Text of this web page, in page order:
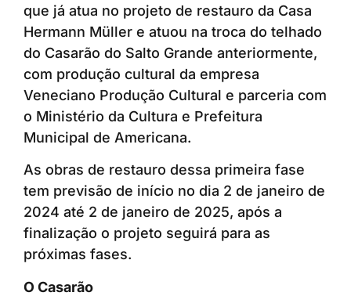
que já atua no projeto de restauro da Casa
Hermann Müller e atuou na troca do telhado
do Casarão do Salto Grande anteriormente,
com produção cultural da empresa
Veneciano Produção Cultural e parceria com
o Ministério da Cultura e Prefeitura
Municipal de Americana.
As obras de restauro dessa primeira fase
tem previsão de início no dia 2 de janeiro de
2024 até 2 de janeiro de 2025, após a
finalização o projeto seguirá para as
próximas fases.
O Casarão